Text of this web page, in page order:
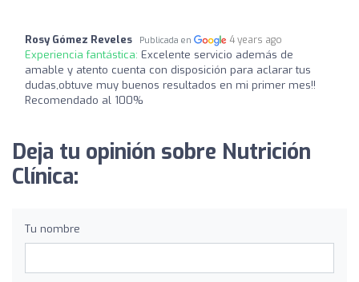
Rosy Gómez Reveles Publicada en 4 years ago
Experiencia fantástica: Excelente servicio además de
amable y atento cuenta con disposición para aclarar tus
dudas,obtuve muy buenos resultados en mi primer mes!!
Recomendado al 100%
Deja tu opinión sobre Nutrición
Clínica:
Tu nombre